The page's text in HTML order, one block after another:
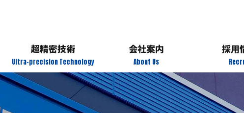
超精密技術
Ultra-precision Technology
金型設計・製作
プレス技術
会社案内
About Us
アクセス
設備紹介
採用
中途イン